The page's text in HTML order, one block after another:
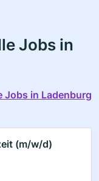
Jobs in
Jobs in Ladenburg
(m/w/d)